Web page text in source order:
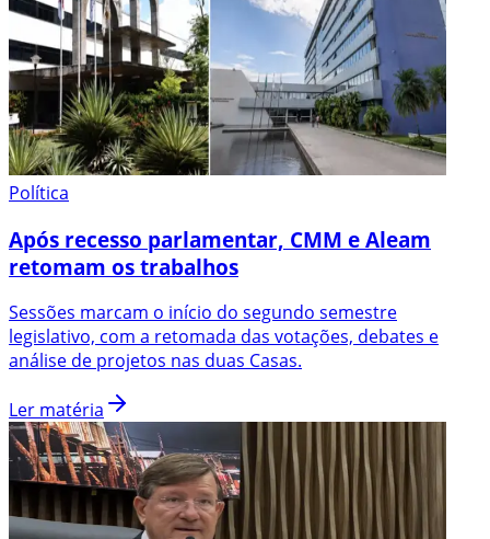
Política
Após recesso parlamentar, CMM e Aleam
retomam os trabalhos
Sessões marcam o início do segundo semestre
legislativo, com a retomada das votações, debates e
análise de projetos nas duas Casas.
Ler matéria